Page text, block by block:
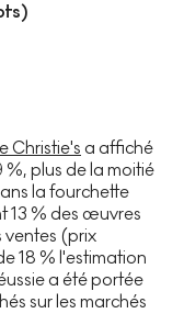
Christie's a affiché
plus de la moitié
la fourchette
13 % des œuvres
ventes (prix
18 % l'estimation
a été portée
sur les marchés